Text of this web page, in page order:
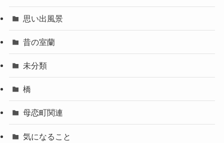
思い出風景
昔の室蘭
未分類
橋
母恋町関連
気になること